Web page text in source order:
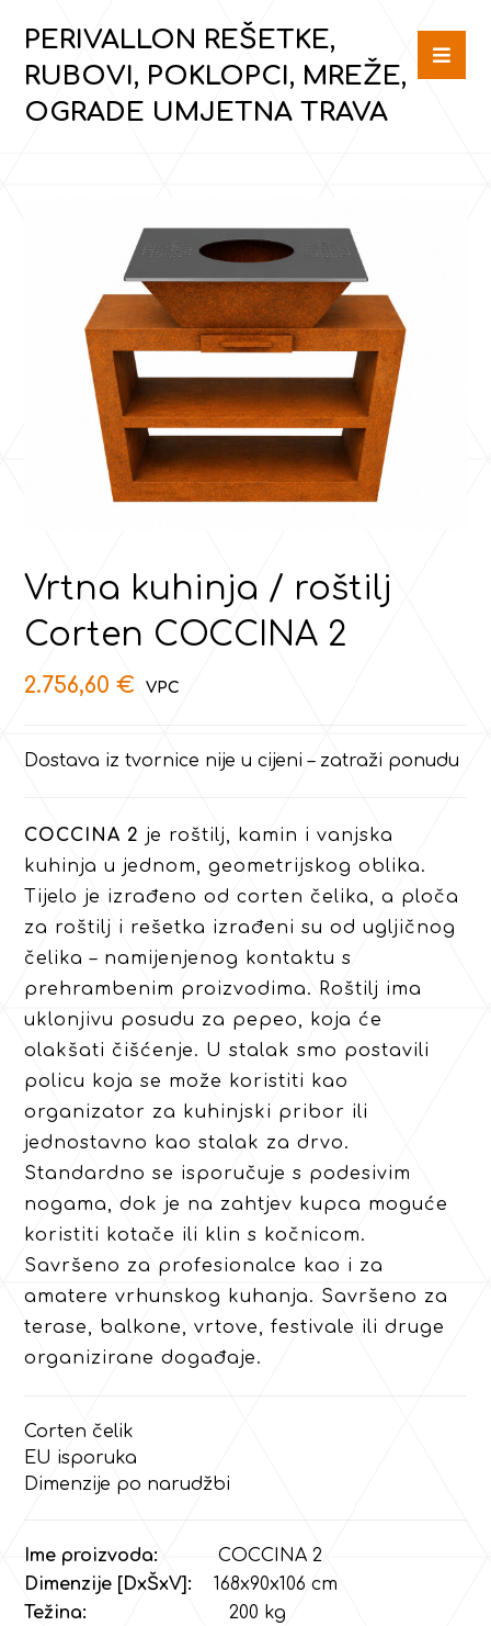
PERIVALLON REŠETKE,
RUBOVI, POKLOPCI, MREŽE,
OGRADE UMJETNA TRAVA
Vrtna kuhinja / roštilj
Corten COCCINA 2
2.756,60€
Dostava iz tvornice nije u cijeni – zatraži ponudu
COCCINA 2 je roštilj, kamin i vanjska
kuhinja u jednom, geometrijskog oblika.
Tijelo je izrađeno od corten čelika, a ploča
za roštilj i rešetka izrađeni su od ugljičnog
čelika – namijenjenog kontaktu s
prehrambenim proizvodima. Roštilj ima
uklonjivu posudu za pepeo, koja će
olakšati čišćenje. U stalak smo postavili
policu koja se može koristiti kao
organizator za kuhinjski pribor ili
jednostavno kao stalak za drvo.
Standardno se isporučuje s podesivim
nogama, dok je na zahtjev kupca moguće
koristiti kotače ili klin s kočnicom.
Savršeno za profesionalce kao i za
amatere vrhunskog kuhanja. Savršeno za
terase, balkone, vrtove, festivale ili druge
organizirane događaje.
Corten čelik
EU isporuka
Dimenzije po narudžbi
Ime proizvoda:
COCCINA 2
Dimenzije [DxŠxV]: 168x90x106 cm
Težina:
200 kg